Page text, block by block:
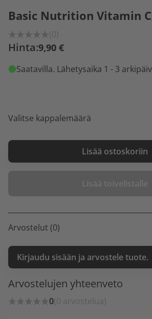
Basic Nutrition Vitamin
(0)
Hinta:9,90 €
Saatavilla. Lähetysaika 1 - 3
Valitse kappalemäärä
Lisää ostoskoriin
Lisää toivelistalle
Arvostelut (0)
Kirjaudu sisään ja arvostele tuote.
Arvostelujen yhteenveto
0(0 arvostelua)